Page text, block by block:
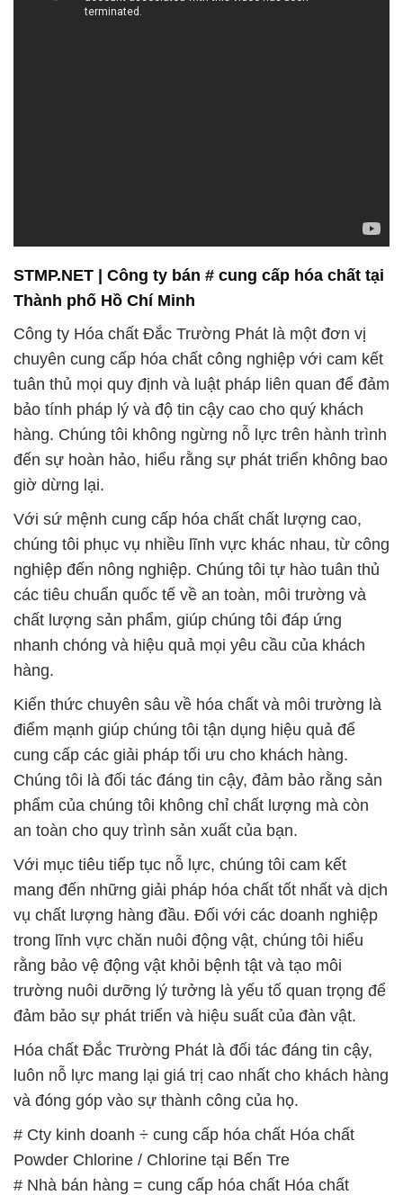
STMP.NET | Công ty bán # cung cấp hóa chất tại
Thành phố Hồ Chí Minh
Công ty Hóa chất Đắc Trường Phát là một đơn vị
chuyên cung cấp hóa chất công nghiệp với cam kết
tuân thủ mọi quy định và luật pháp liên quan để đảm
bảo tính pháp lý và độ tin cậy cao cho quý khách
hàng. Chúng tôi không ngừng nỗ lực trên hành trình
đến sự hoàn hảo, hiểu rằng sự phát triển không bao
giờ dừng lại.
Với sứ mệnh cung cấp hóa chất chất lượng cao,
chúng tôi phục vụ nhiều lĩnh vực khác nhau, từ công
nghiệp đến nông nghiệp. Chúng tôi tự hào tuân thủ
các tiêu chuẩn quốc tế về an toàn, môi trường và
chất lượng sản phẩm, giúp chúng tôi đáp ứng
nhanh chóng và hiệu quả mọi yêu cầu của khách
hàng.
Kiến thức chuyên sâu về hóa chất và môi trường là
điểm mạnh giúp chúng tôi tận dụng hiệu quả để
cung cấp các giải pháp tối ưu cho khách hàng.
Chúng tôi là đối tác đáng tin cậy, đảm bảo rằng sản
phẩm của chúng tôi không chỉ chất lượng mà còn
an toàn cho quy trình sản xuất của bạn.
Với mục tiêu tiếp tục nỗ lực, chúng tôi cam kết
mang đến những giải pháp hóa chất tốt nhất và dịch
vụ chất lượng hàng đầu. Đối với các doanh nghiệp
trong lĩnh vực chăn nuôi động vật, chúng tôi hiểu
rằng bảo vệ động vật khỏi bệnh tật và tạo môi
trường nuôi dưỡng lý tưởng là yếu tố quan trọng để
đảm bảo sự phát triển và hiệu suất của đàn vật.
Hóa chất Đắc Trường Phát là đối tác đáng tin cậy,
luôn nỗ lực mang lại giá trị cao nhất cho khách hàng
và đóng góp vào sự thành công của họ.
# Cty kinh doanh ÷ cung cấp hóa chất Hóa chất
Powder Chlorine / Chlorine tại Bến Tre
# Nhà bán hàng = cung cấp hóa chất Hóa chất